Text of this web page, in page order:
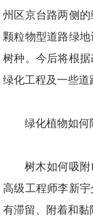
州区京台路两侧
颗粒物型道路绿
树种。今后将根
绿化工程及一些道
绿化植物如何
树木如何吸
高级工程师李新
有滞留、附着和黏